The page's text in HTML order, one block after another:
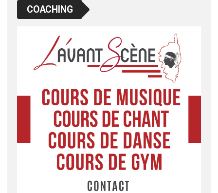
COACHING